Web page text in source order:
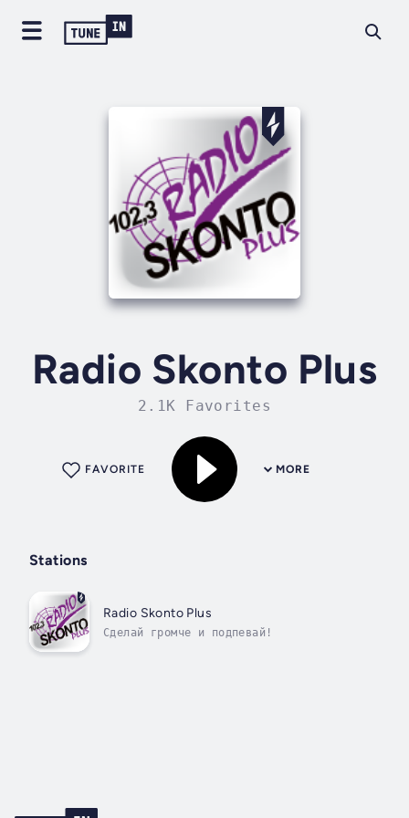
Radio Skonto Plus
2.1K Favorites
MORE
FAVORITE
Stations
Radio Skonto Plus
Сделай громче и подпевай!